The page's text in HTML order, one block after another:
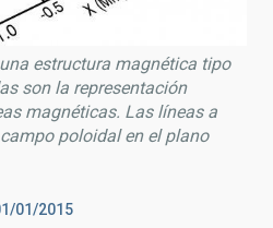
estructura magnética tipo
son la representación
magnéticas. Las líneas a
poloidal en el plano
01/2015